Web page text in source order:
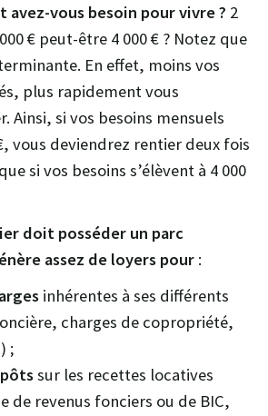
avez-vous besoin pour vivre ? 2
€ peut-être 4 000 € ? Notez que
En effet, moins vos
plus rapidement vous
Ainsi, si vos besoins mensuels
vous deviendrez rentier deux fois
si vos besoins s’élèvent à 4 000
doit posséder un parc
assez de loyers pour :
inhérentes à ses différents
charges de copropriété,
;
sur les recettes locatives
de revenus fonciers ou de BIC,